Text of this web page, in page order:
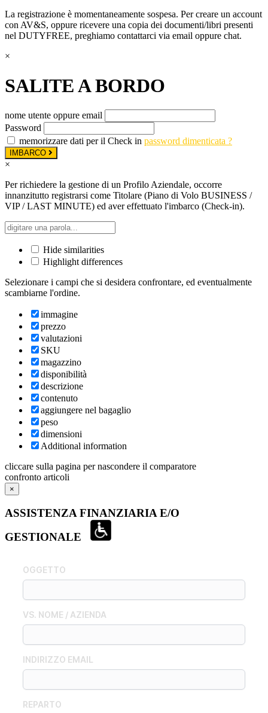
La registrazione è momentaneamente sospesa. Per creare un account
con AV&S, oppure ricevere una copia dei documenti/libri presenti
nel DUTYFREE, preghiamo contattarci via email oppure chat.
×
SALITE A BORDO
nome utente oppure email
Password
memorizzare dati per il Check in password dimenticata ?
IMBARCO
×
Per richiedere la gestione di un Profilo Aziendale, occorre
innanzitutto registrarsi come Titolare (Piano di Volo BUSINESS /
VIP / LAST MINUTE) ed aver effettuato l'imbarco (Check-in).
Hide similarities
Highlight differences
Selezionare i campi che si desidera confrontare, ed eventualmente
scambiarne l'ordine.
immagine
prezzo
valutazioni
SKU
magazzino
disponibilità
descrizione
contenuto
aggiungere nel bagaglio
peso
dimensioni
Additional information
cliccare sulla pagina per nascondere il comparatore
confronto articoli
×
ASSISTENZA FINANZIARIA E/O
GESTIONALE